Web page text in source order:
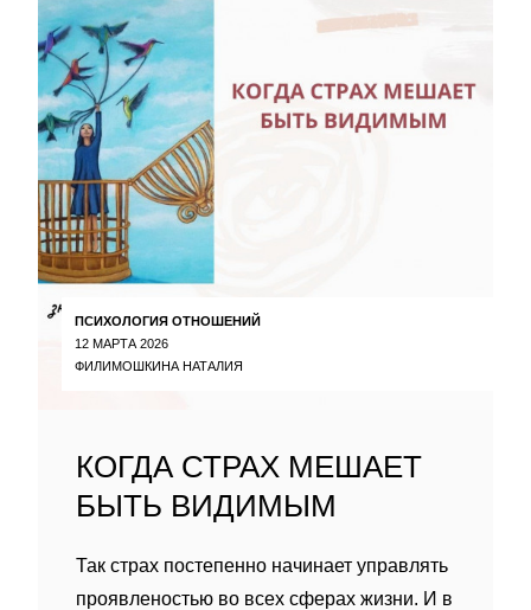
ПСИХОЛОГИЯ ОТНОШЕНИЙ
12 МАРТА 2026
ФИЛИМОШКИНА НАТАЛИЯ
КОГДА СТРАХ МЕШАЕТ
БЫТЬ ВИДИМЫМ
Так страх постепенно начинает управлять
проявленостью во всех сферах жизни. И в